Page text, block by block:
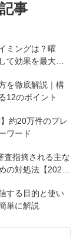
事
ミングは？曜
て効果を最大化
を徹底解説｜構
12のポイント
約20万件のプレ
ワード
査指摘される主な
の対処法【2025
する目的と使い
単に解説